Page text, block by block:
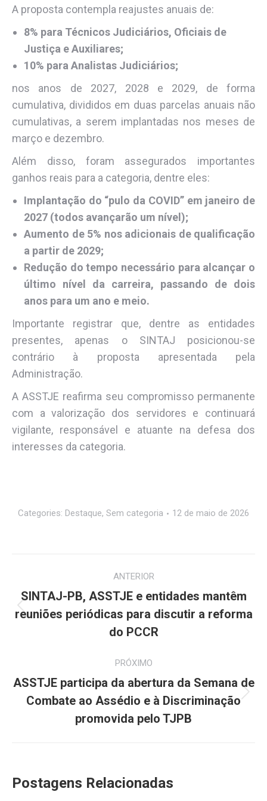
A proposta contempla reajustes anuais de:
8% para Técnicos Judiciários, Oficiais de
Justiça e Auxiliares;
10% para Analistas Judiciários;
nos anos de 2027, 2028 e 2029, de forma
cumulativa, divididos em duas parcelas anuais não
cumulativas, a serem implantadas nos meses de
março e dezembro.
Além disso, foram assegurados importantes
ganhos reais para a categoria, dentre eles:
Implantação do “pulo da COVID” em janeiro de
2027 (todos avançarão um nível);
Aumento de 5% nos adicionais de qualificação
a partir de 2029;
Redução do tempo necessário para alcançar o
último nível da carreira, passando de dois
anos para um ano e meio.
Importante registrar que, dentre as entidades
presentes, apenas o SINTAJ posicionou-se
contrário à proposta apresentada pela
Administração.
A ASSTJE reafirma seu compromisso permanente
com a valorização dos servidores e continuará
vigilante, responsável e atuante na defesa dos
interesses da categoria.
Categories: Destaque, Sem categoria 12 de maio de 2026
de
post:
ANTERIOR
Post
anterior:
SINTAJ-PB, ASSTJE e entidades mantêm
reuniões periódicas para discutir a reforma
do PCCR
PRÓXIMO
Próximo
post:
ASSTJE participa da abertura da Semana de
Combate ao Assédio e à Discriminação
promovida pelo TJPB
Postagens Relacionadas